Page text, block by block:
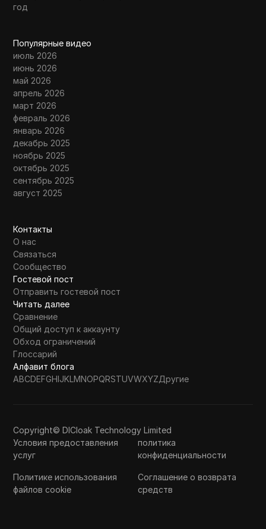
год
Популярные видео
июль 2026
июнь 2026
май 2026
апрель 2026
март 2026
февраль 2026
январь 2026
декабрь 2025
ноябрь 2025
октябрь 2025
сентябрь 2025
август 2025
Контакты
О нас
Связаться
Сообщество
Гостевой пост
Отправить гостевой пост
Читать далее
Сравнение
Общий доступ к аккаунту
Обход ограничений
Глоссарий
Алфавит блога
ABCDEFGHIJKLMNOPQRSTUVWXYZДругие
Copyright© DICloak Technology Limited
Условия предоставления
услуг
политика
конфиденциальности
Политике использования
файлов cookie
Соглашение о возврата
средств